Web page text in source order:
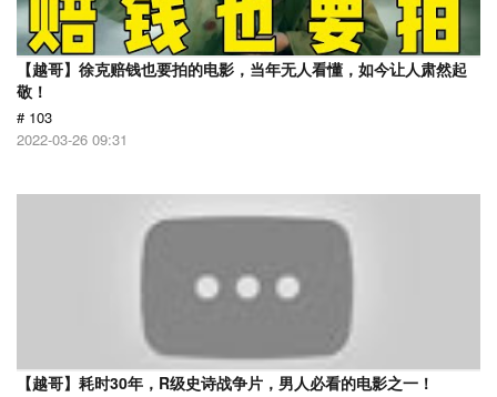
【越哥】徐克赔钱也要拍的电影，当年无人看懂，如今让人肃然起
敬！
# 103
2022-03-26 09:31
【越哥】耗时30年，R级史诗战争片，男人必看的电影之一！